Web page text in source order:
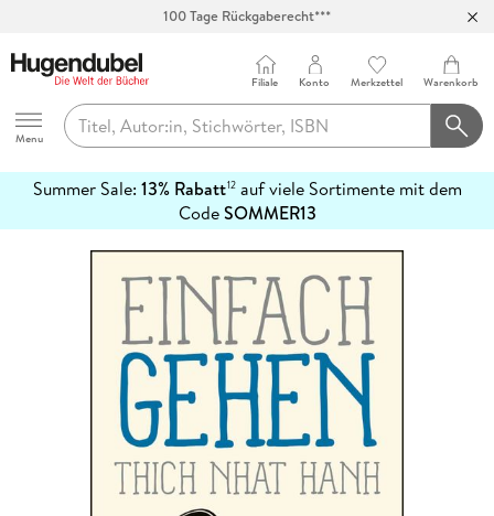
100 Tage Rückgaberecht***
Hugendubel
Menu
Filiale Konto Merkzettel Warenkorb
Summer Sale: 13% Rabatt12auf viele Sortimente mit dem
CodeSOMMER13
erfahren